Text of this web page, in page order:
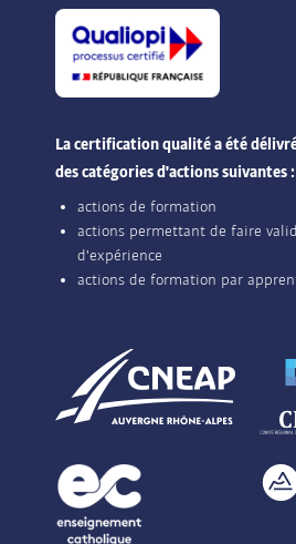
La certification qualité a été
des catégories d'actions suivantes :
actions de formation
actions permettant de faire
d'expérience
actions de formation par